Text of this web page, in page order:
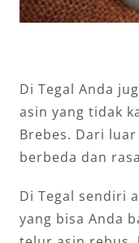
Di Tegal Anda
asin yang tidak
Brebes. Dari
berbeda dan
Di Tegal sendiri
yang bisa Anda